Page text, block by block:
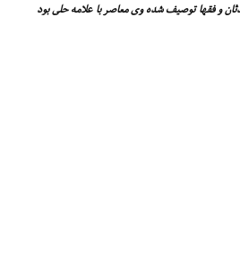
و فقها توصیف شده وى معاصر با علامه حلى بود